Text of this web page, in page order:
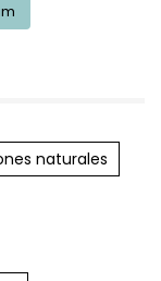
naturales